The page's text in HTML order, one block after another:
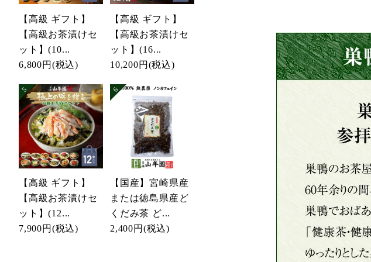
【高級 ギフト】
【高級お茶漬けセ
ット】(10...
6,800円 (税込)
【高級 ギフト】
【高級お茶漬けセ
ット】(16...
10,200円 (税込)
【高級 ギフト】
【高級お茶漬けセ
ット】(12...
7,900円 (税込)
【国産】宮崎県産
または徳島県産ど
くだみ茶 ど...
2,400円 (税込)